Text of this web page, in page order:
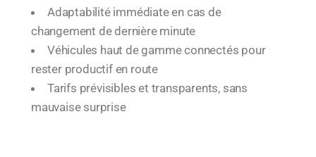
Adaptabilité immédiate en cas de
changement de dernière minute
Véhicules haut de gamme connectés pour
rester productif en route
Tarifs prévisibles et transparents, sans
mauvaise surprise